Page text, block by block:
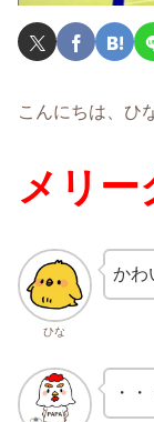
こんにちは、ひ
メリー
ひな
かわ
・・